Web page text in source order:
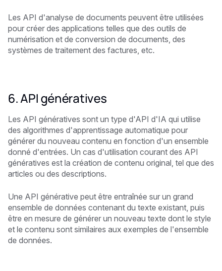
Les API d'analyse de documents peuvent être utilisées
pour créer des applications telles que des outils de
numérisation et de conversion de documents, des
systèmes de traitement des factures, etc.
6. API génératives
Les API génératives sont un type d'API d'IA qui utilise
des algorithmes d'apprentissage automatique pour
générer du nouveau contenu en fonction d'un ensemble
donné d'entrées. Un cas d'utilisation courant des API
génératives est la création de contenu original, tel que des
articles ou des descriptions.
Une API générative peut être entraînée sur un grand
ensemble de données contenant du texte existant, puis
être en mesure de générer un nouveau texte dont le style
et le contenu sont similaires aux exemples de l'ensemble
de données.